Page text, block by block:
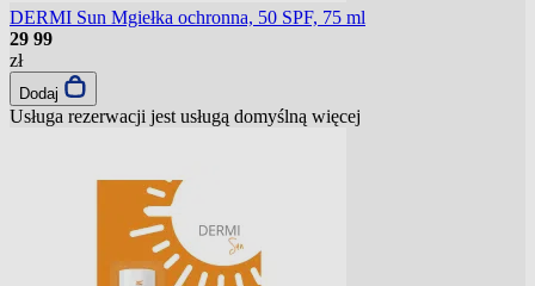
DERMI Sun Mgiełka ochronna, 50 SPF, 75 ml
29 99
zł
Dodaj
Usługa rezerwacji jest usługą domyślną więcej